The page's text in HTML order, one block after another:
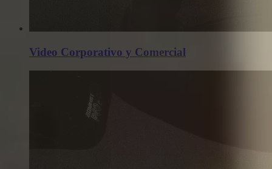
Video Corporativo y Comercial